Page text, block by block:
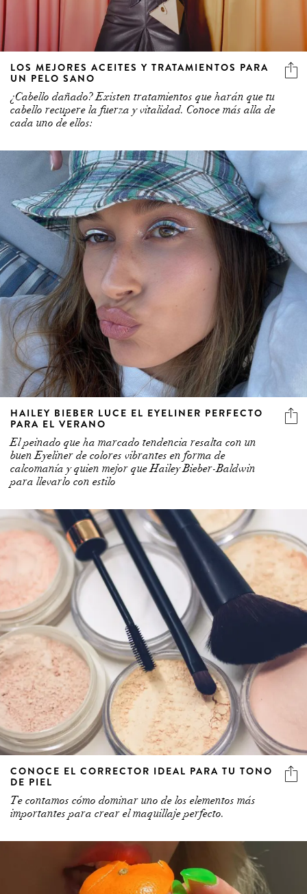
LOS MEJORES ACEITES Y TRATAMIENTOS PARA
UN PELO SANO
¿Cabello dañado? Existen tratamientos que harán que tu
cabello recupere la fuerza y vitalidad. Conoce más alla de
cada uno de ellos:
HAILEY BIEBER LUCE EL EYELINER PERFECTO
PARA EL VERANO
El peinado que ha marcado tendencia resalta con un
buen Eyeliner de colores vibrantes en forma de
calcomanía y quien mejor que Hailey Bieber-Baldwin
para llevarlo con estilo
CONOCE EL CORRECTOR IDEAL PARA TU TONO
DE PIEL
Te contamos cómo dominar uno de los elementos más
importantes para crear el maquillaje perfecto.